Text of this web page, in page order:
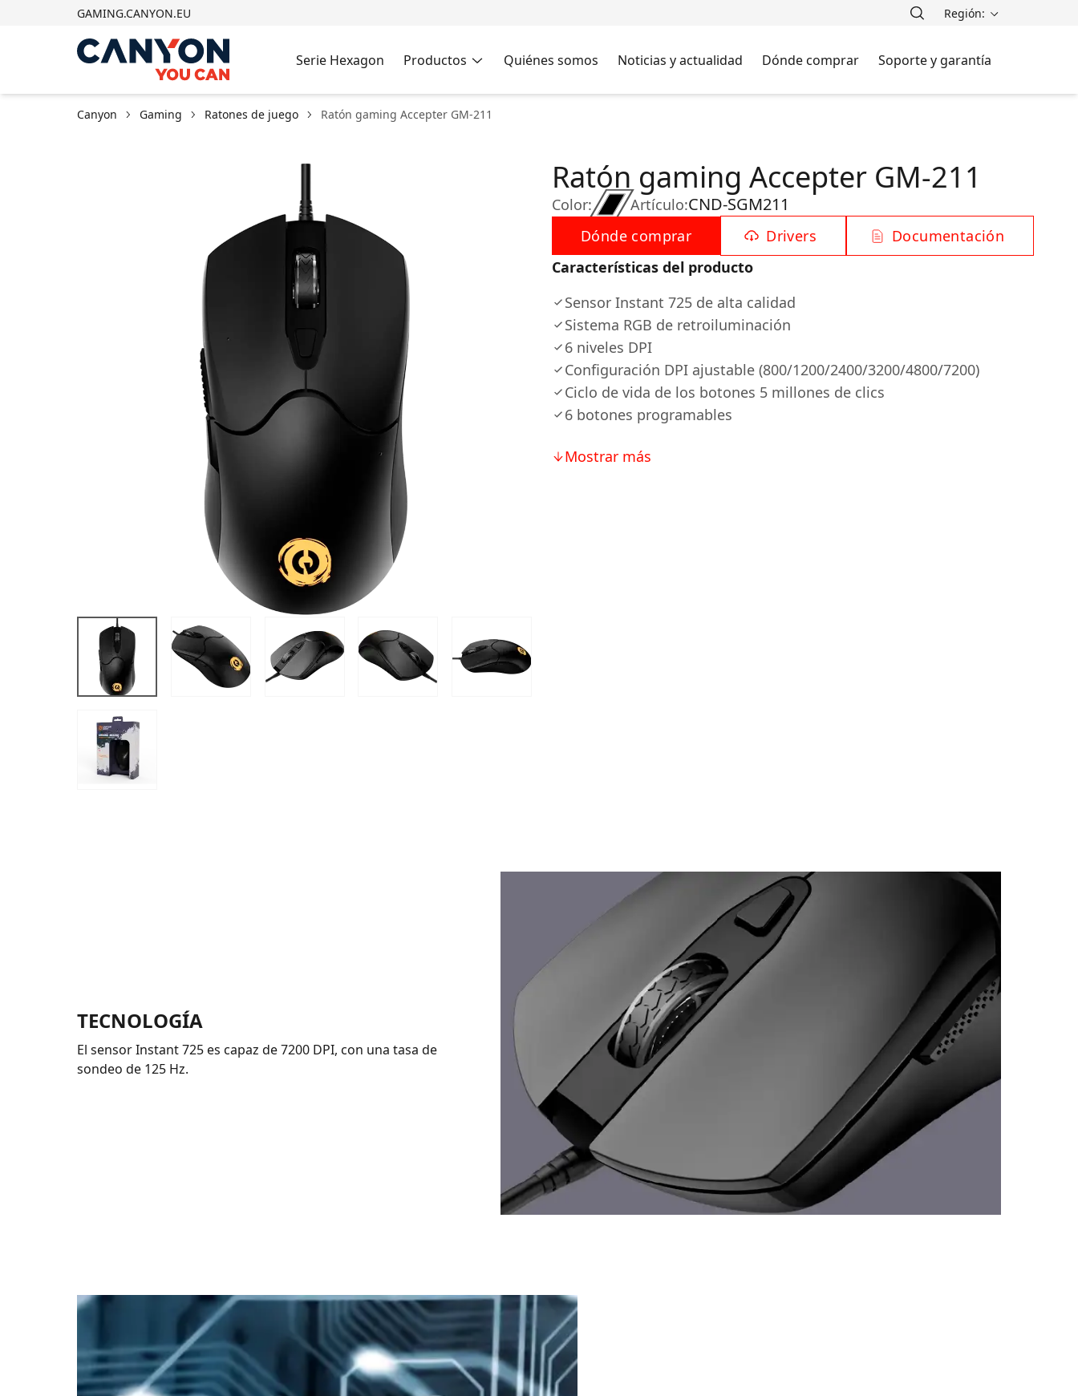
GAMING.CANYON.EU Región:
Serie Hexagon Productos Quiénes somos Noticias y actualidad Dónde comprar Soporte y garantía
Canyon Gaming Ratones de juego Ratón gaming Accepter GM-211
Color:
Ratón gaming Accepter GM-211
Artículo:CND-SGM211
Dónde comprar Drivers
Documentación
Características del producto
Sensor Instant 725 de alta calidad
Sistema RGB de retroiluminación
6 niveles DPI
Configuración DPI ajustable (800/1200/2400/3200/4800/7200)
Ciclo de vida de los botones 5 millones de clics
6 botones programables
Mostrar más
TECNOLOGÍA
El sensor Instant 725 es capaz de 7200 DPI, con una tasa de
sondeo de 125 Hz.